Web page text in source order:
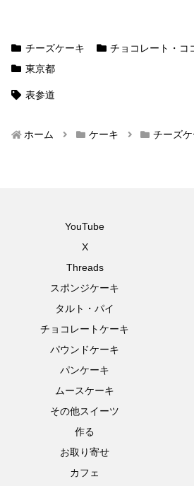
チーズケーキ チョコレート・コ
東京都
表参道
ホーム ケーキ チーズ
YouTube
X
Threads
スポンジケーキ
タルト・パイ
チョコレートケーキ
パウンドケーキ
パンケーキ
ムースケーキ
その他スイーツ
作る
お取り寄せ
カフェ